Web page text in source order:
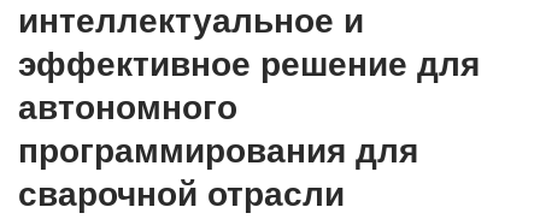
интеллектуальное и
эффективное решение для
автономного
программирования для
сварочной отрасли